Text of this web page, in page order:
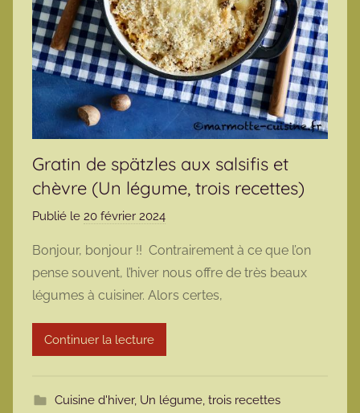
Gratin de spätzles aux salsifis et
chèvre (Un légume, trois recettes)
Publié le 20 février 2024
r
m
a
r
t
Bonjour, bonjour !! Contrairement à ce que l’on
pense souvent, l’hiver nous offre de très beaux
légumes à cuisiner. Alors certes,
Continuer la lecture
Cuisine d'hiver, Un légume, trois recettes